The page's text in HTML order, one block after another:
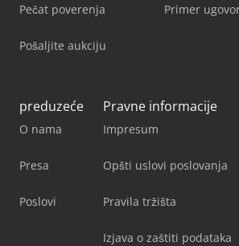
Pečat poverenja
Pošaljite aukciju
Primer
preduzeće
O nama
Presa
Poslovi
Pravne informacije
Impresum
Opšti uslovi poslovanja
Pravila tržišta
Izjava o zaštiti podataka